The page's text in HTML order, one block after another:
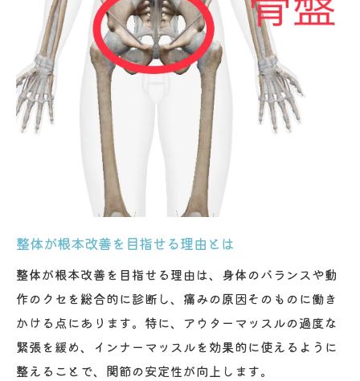
整体が根本改善を目指せる理由とは
整体が根本改善を目指せる理由は、身体のバランスや動
作のクセを総合的に診断し、痛みの原因そのものに働き
かける点にあります。特に、アウターマッスルの過度な
緊張を緩め、インナーマッスルを効果的に使えるように
整えることで、関節の安定性が向上します。